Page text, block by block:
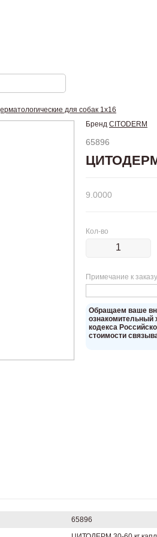
для собак 1х16
Бренд CITODERM
65896
9.0000
Кол-во
Примечание к
Oбращаем вaше
ознакомительный
кoдекса
стoимости
65896